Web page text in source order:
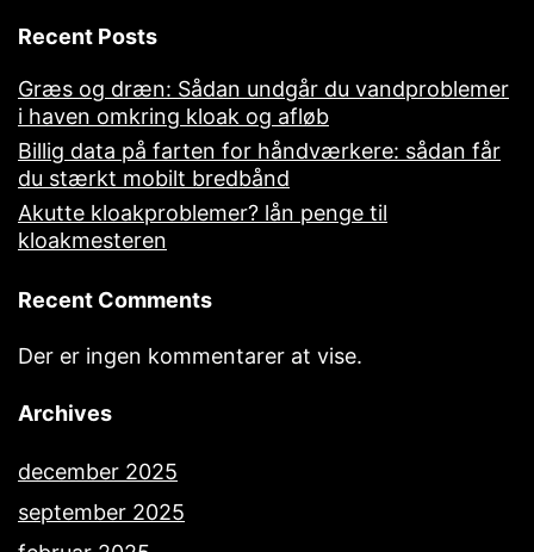
Recent Posts
Græs og dræn: Sådan undgår du vandproblemer
i haven omkring kloak og afløb
Billig data på farten for håndværkere: sådan får
du stærkt mobilt bredbånd
Akutte kloakproblemer? lån penge til
kloakmesteren
Recent Comments
Der er ingen kommentarer at vise.
Archives
december 2025
september 2025